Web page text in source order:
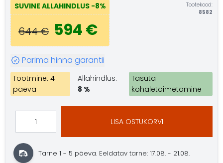
SUVINE ALLAHINDLUS -8%
644 € 594 €
Tootekood:
8582
Parima hinna garantii
Tootmine: 4
päeva
Allahindlus:
8 %
Tasuta
kohaletoimetamine
LISA OSTUKORVI
Tarne 1 - 5 päeva. Eeldatav tarne: 17.08. - 21.08.